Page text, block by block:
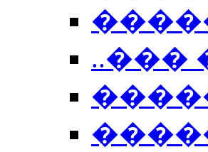
..���